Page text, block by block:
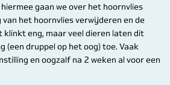
gaan we over het hoornvlies
van het hoornvlies verwijderen en de
klinkt eng, maar veel dieren laten dit
(een druppel op het oog) toe. Vaak
en oogzalf na 2 weken al voor een